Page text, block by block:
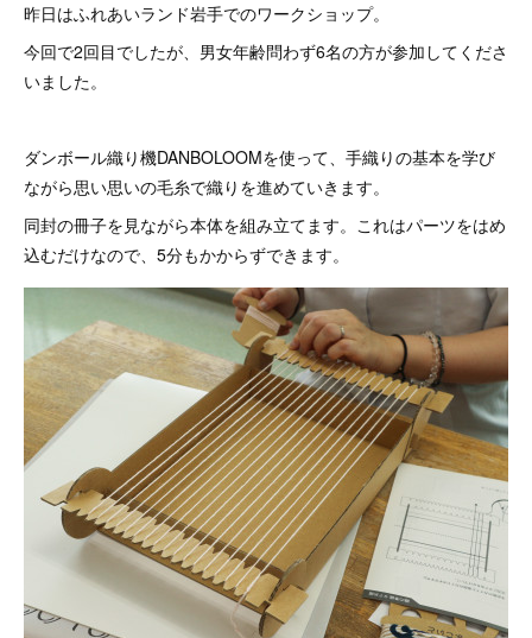
昨日はふれあいランド岩手でのワークショップ。
今回で2回目でしたが、男女年齢問わず6名の方が参加してくださ
いました。
ダンボール織り機DANBOLOOMを使って、手織りの基本を学び
ながら思い思いの毛糸で織りを進めていきます。
同封の冊子を見ながら本体を組み立てます。これはパーツをはめ
込むだけなので、5分もかからずできます。